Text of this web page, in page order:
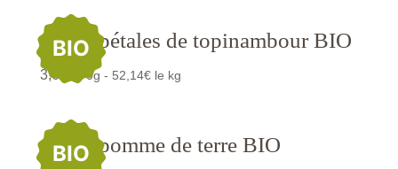
BIO
Chips pétales de topinambour BIO
3,65 /70g - 52,14€ le kg
BIO
Chips pomme de terre BIO